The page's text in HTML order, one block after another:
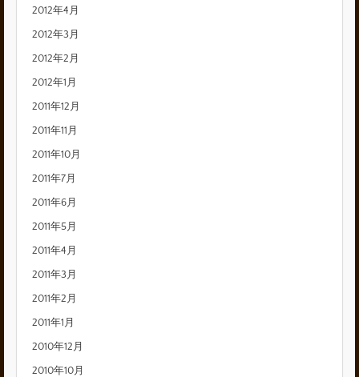
2012年4月
2012年3月
2012年2月
2012年1月
2011年12月
2011年11月
2011年10月
2011年7月
2011年6月
2011年5月
2011年4月
2011年3月
2011年2月
2011年1月
2010年12月
2010年10月